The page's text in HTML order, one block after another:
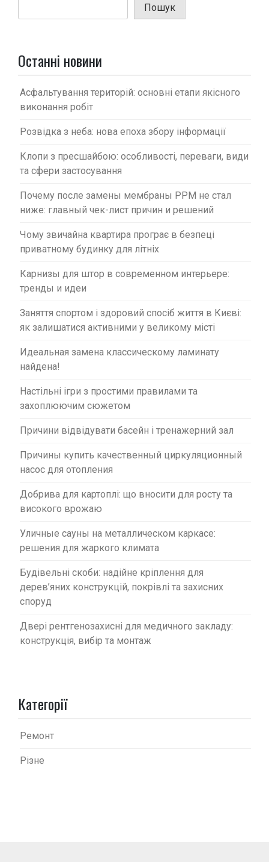
Пошук
Останні новини
Асфальтування територій: основні етапи якісного
виконання робіт
Розвідка з неба: нова епоха збору інформації
Клопи з пресшайбою: особливості, переваги, види
та сфери застосування
Почему после замены мембраны PPM не стал
ниже: главный чек-лист причин и решений
Чому звичайна квартира програє в безпеці
приватному будинку для літніх
Карнизы для штор в современном интерьере:
тренды и идеи
Заняття спортом і здоровий спосіб життя в Києві:
як залишатися активними у великому місті
Идеальная замена классическому ламинату
найдена!
Настільні ігри з простими правилами та
захоплюючим сюжетом
Причини відвідувати басейн і тренажерний зал
Причины купить качественный циркуляционный
насос для отопления
Добрива для картоплі: що вносити для росту та
високого врожаю
Уличные сауны на металлическом каркасе:
решения для жаркого климата
Будівельні скоби: надійне кріплення для
дерев’яних конструкцій, покрівлі та захисних
споруд
Двері рентгенозахисні для медичного закладу:
конструкція, вибір та монтаж
Категорії
Ремонт
Різне